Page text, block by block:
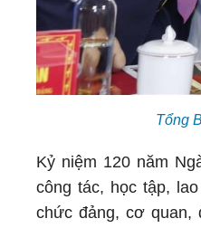
Tổng
Kỷ niệm 120 năm
công tác, học tập,
chức đảng, cơ quan,